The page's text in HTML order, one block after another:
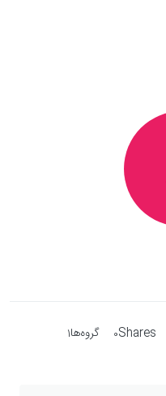
Shares
0 گروه‌ها1